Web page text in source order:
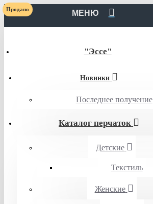
МЕНЮ
"Эссе"
Новинки
Последнее получение
Каталог перчаток
Детские
Текстиль
Женские
Продано